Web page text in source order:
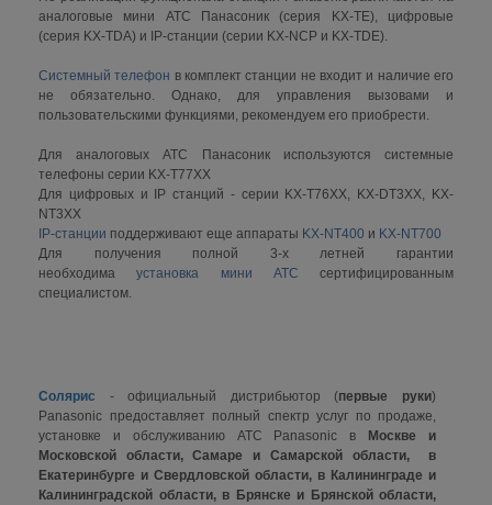
аналоговые мини АТС Панасоник (серия KX-TE), цифровые
(серия KX-TDA) и IP-станции (серии KX-NCP и KX-TDE).
Системный телефон в комплект станции не входит и наличие его
не обязательно. Однако, для управления вызовами и
пользовательскими функциями, рекомендуем его приобрести.
Для аналоговых АТС Панасоник используются системные
телефоны серии KX-T77XX
Для цифровых и IP станций - серии KX-T76XX, KX-DT3XX, KX-
NT3XX
IP-станции поддерживают еще аппараты KX-NT400 и KX-NT700
Для получения полной 3-х летней гарантии
необходимаустановка мини АТС сертифицированным
специалистом.
Солярис - официальный дистрибьютор (первые руки)
Panasonic предоставляет полный спектр услуг по продаже,
установке и обслуживанию АТС Panasonic в
Москве и
Московской области, Самаре и Самарской области, в
Екатеринбурге и Свердловской области, в Калининграде и
Калининградской области, в Брянске и Брянской области,